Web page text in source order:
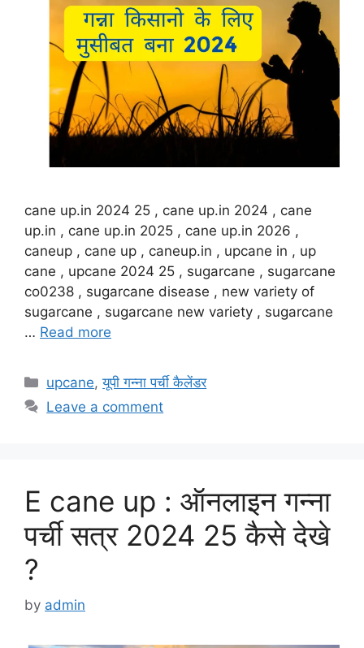
cane up.in 2024 25 , cane up.in 2024 , cane
up.in , cane up.in 2025 , cane up.in 2026 ,
caneup , cane up , caneup.in , upcane in , up
cane , upcane 2024 25 , sugarcane , sugarcane
co0238 , sugarcane disease , new variety of
sugarcane , sugarcane new variety , sugarcane
… Read more
Categories
upcane,यूपी गन्ना पर्ची कैलेंडर
Leave a comment
E cane up : ऑनलाइन गन्ना
पर्ची सत्र 2024 25 कैसे देखे
?
by admin